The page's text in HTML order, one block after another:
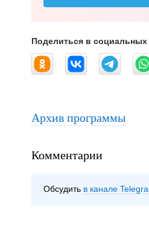
Поделиться в социальных
Архив программы
Комментарии
Обсудить в канале